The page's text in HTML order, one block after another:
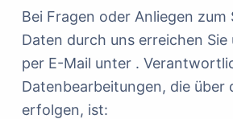
Bei Fragen oder Anliegen zum
Daten durch uns erreichen Sie
per E-Mail unter .
Datenbearbeitungen, die über
erfolgen, ist: